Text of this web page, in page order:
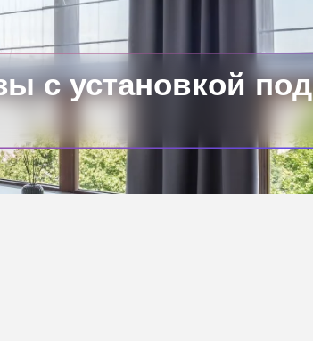
с установкой под